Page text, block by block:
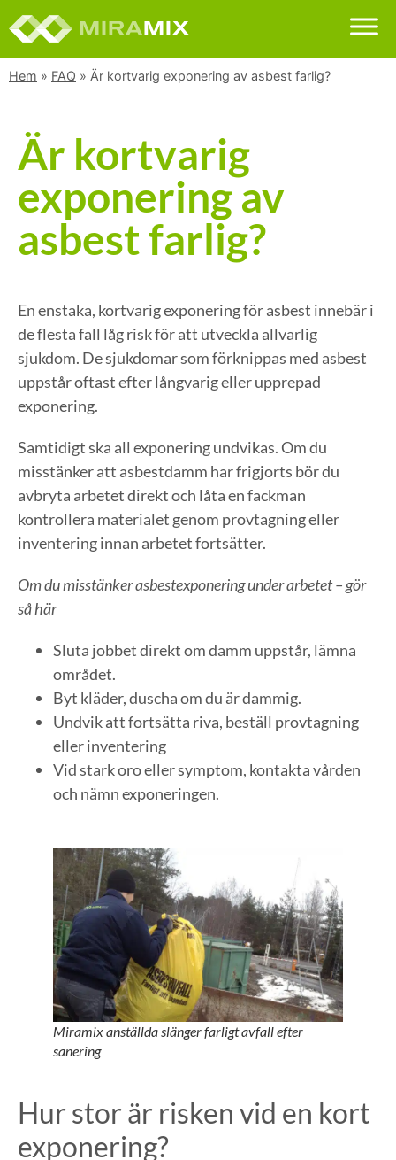
Hem » FAQ » Är kortvarig exponering av asbest farlig?
Är kortvarig
exponering av
asbest farlig?
En enstaka, kortvarig exponering för asbest innebär i
de flesta fall låg risk för att utveckla allvarlig
sjukdom. De sjukdomar som förknippas med asbest
uppstår oftast efter långvarig eller upprepad
exponering.
Samtidigt ska all exponering undvikas. Om du
misstänker att asbestdamm har frigjorts bör du
avbryta arbetet direkt och låta en fackman
kontrollera materialet genom provtagning eller
inventering innan arbetet fortsätter.
Om du misstänker asbestexponering under arbetet – gör
så här
Sluta jobbet direkt om damm uppstår, lämna
området.
Byt kläder, duscha om du är dammig.
Undvik att fortsätta riva, beställ provtagning
eller inventering
Vid stark oro eller symptom, kontakta vården
och nämn exponeringen.
Miramix anställda slänger farligt avfall efter
sanering
Hur stor är risken vid en kort
exponering?